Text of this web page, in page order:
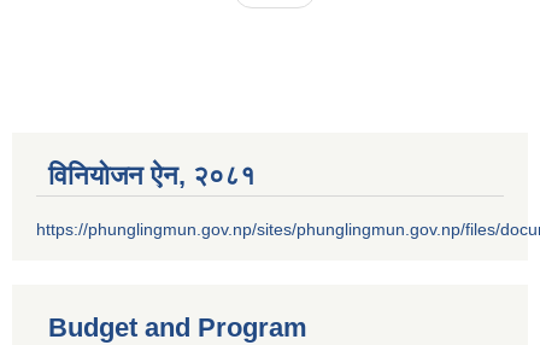
विनियोजन ऐन‚ २०८१
https://phunglingmun.gov.np/sites/phunglingmun.gov.np/files/
Budget and Program